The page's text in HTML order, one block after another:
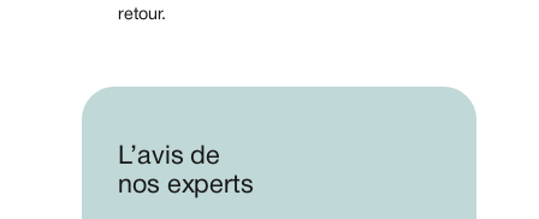
retour.
L’avis de
nos experts